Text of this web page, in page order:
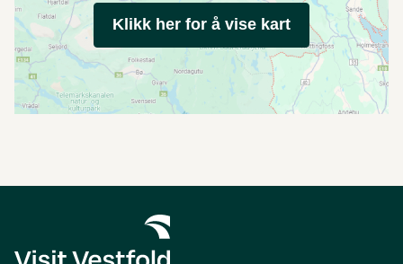
Klikk her for å vise kart